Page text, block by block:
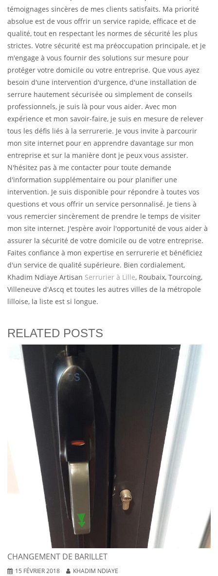
témoignages sincères de mes clients satisfaits. Ma priorité
absolue est de vous offrir un service rapide, efficace et de
qualité, tout en respectant les normes de sécurité les plus
strictes. Votre sécurité est ma préoccupation principale, et je
m'engage à vous fournir des solutions sur mesure pour
protéger votre domicile ou votre entreprise. Que vous ayez
besoin d'une intervention d'urgence, d'une installation de
serrure hautement sécurisée ou simplement de conseils
professionnels, je suis là pour vous aider. Avec mon
expérience et mon savoir-faire, je suis en mesure de relever
tous les défis liés à la serrurerie. Je vous invite à parcourir
mon site internet pour en apprendre davantage sur mon
entreprise et sur la manière dont je peux vous assister.
N'hésitez pas à me contacter pour toute demande
d'information supplémentaire ou pour planifier une
intervention. Je suis disponible pour répondre à toutes vos
questions et vous offrir un service personnalisé. Je tiens à
vous remercier sincèrement de prendre le temps de visiter
mon site internet. J'espère avoir l'opportunité de vous aider à
assurer la sécurité de votre domicile ou de votre entreprise.
Faites confiance à mon expertise en serrurerie et bénéficiez
d'un service de qualité supérieure. Bien cordialement,
Khadim Ndiaye Artisan Serrurier à Lille, Roubaix, Tourcoing,
Villeneuve d'Ascq et toutes les autres villes de la métropole
lilloise, la liste est si longue.
RELATED POSTS
CHANGEMENT DE BARILLET
15 FÉVRIER 2018 KHADIM NDIAYE